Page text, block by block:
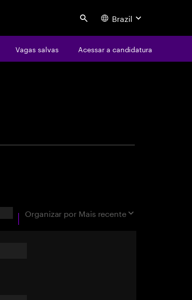
Search Brazil
Vagas salvas Acessar a candidatura
Organizar por Mais recente